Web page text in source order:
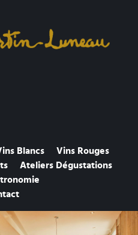
Blancs
Vins Rouges
Ateliers Dégustations